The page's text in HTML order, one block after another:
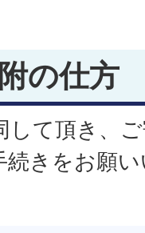
の仕方
して頂き、
続きをお願